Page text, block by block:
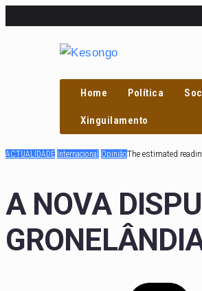
Home Política
Xinguilamento
ACTUALIDADE Internacional OpiniãoThe estimated
A NOVA